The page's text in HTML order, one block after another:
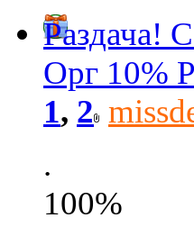
Раздача!
Орг 10%
1, 2
.
100%